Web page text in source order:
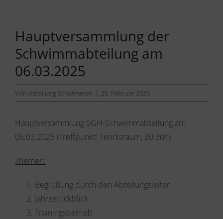
Hauptversammlung der
Schwimmabteilung am
06.03.2025
Von Abteilung Schwimmen | 25. Februar 2025
Hauptversammlung SGH-Schwimmabteilung am
06.03.2025 (Treffpunkt: Tennisraum, 20:30h)
Themen:
Begrüßung durch den Abteilungsleiter
Jahresrückblick
Trainingsbetrieb